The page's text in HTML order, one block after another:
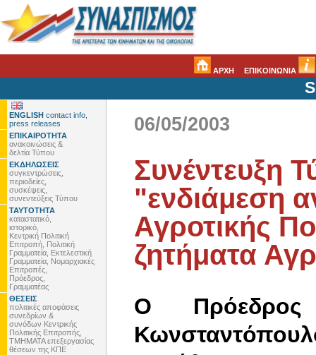
ΑΡΧΗ ΕΠΙΚΟΙΝΩΝΙΑ
ENGLISH contact info,
press releases
ΕΠΙΚΑΙΡΟΤΗΤΑ
ανακοινώσεις &
δελτία Τύπου
ΕΚΔΗΛΩΣΕΙΣ
συγκεντρώσεις,
περιοδείες,
συσκέψεις,
συνεντεύξεις Τύπου
ΤΑΥΤΟΤΗΤΑ
καταστατικό,
ιστορικό,
Κεντρική Πολιτική
Επιτροπή, Πολιτική
Γραμματεία, Εκτελεστική
Γραμματεία, Νομαρχιακές
Επιτροπές,
Πρόεδρος,
Γραμματέας
ΘΕΣΕΙΣ
πολιτικές αποφάσεις
συνεδρίων &
συνόδων Κεντρικής
Πολιτικής Επιτροπής,
ΤΜΗΜΑΤΑ επεξεργασίας
θέσεων της ΚΠΕ
06/05/2003
Συνέντευξη
"ενδιάμεση
Αγροτικής
ζητήματα
Ο